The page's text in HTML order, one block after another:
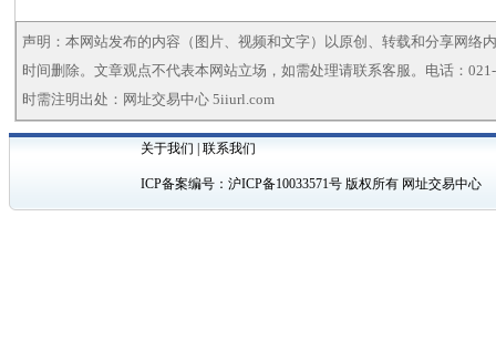
声明：本网站发布的内容（图片、视频和文字）以原创、转载和分享网络
时间删除。文章观点不代表本网站立场，如需处理请联系客服。电话：
时需注明出处：网址交易中心 5iiurl.com
关于我们 |联系我们
ICP备案编号：沪ICP备10033571号 版权所有 网址交易中心